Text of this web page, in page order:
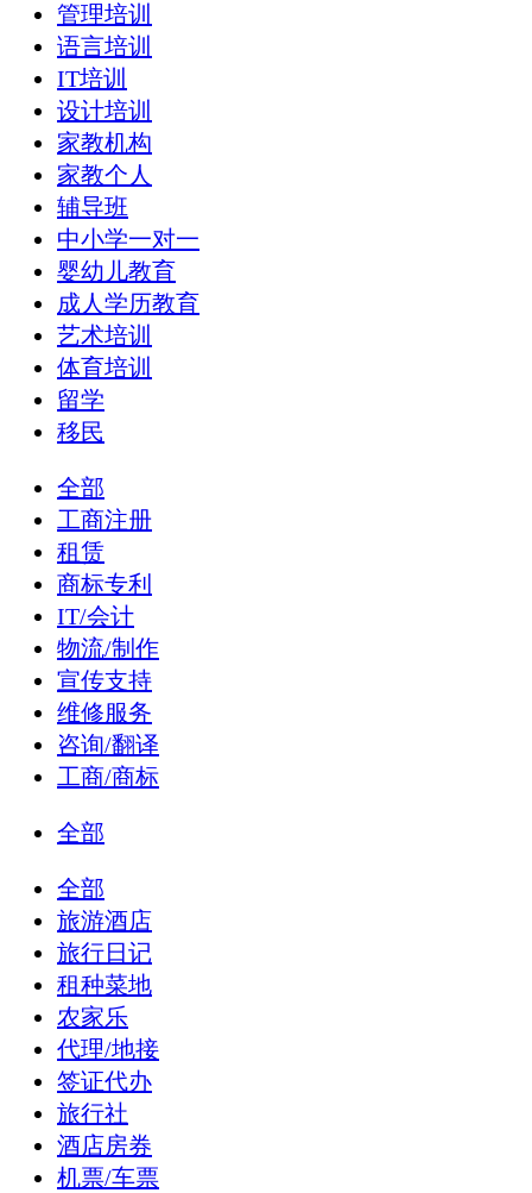
管理培训
语言培训
IT培训
设计培训
家教机构
家教个人
辅导班
中小学一对一
婴幼儿教育
成人学历教育
艺术培训
体育培训
留学
移民
全部
工商注册
租赁
商标专利
IT/会计
物流/制作
宣传支持
维修服务
咨询/翻译
工商/商标
全部
全部
旅游酒店
旅行日记
租种菜地
农家乐
代理/地接
签证代办
旅行社
酒店房券
机票/车票